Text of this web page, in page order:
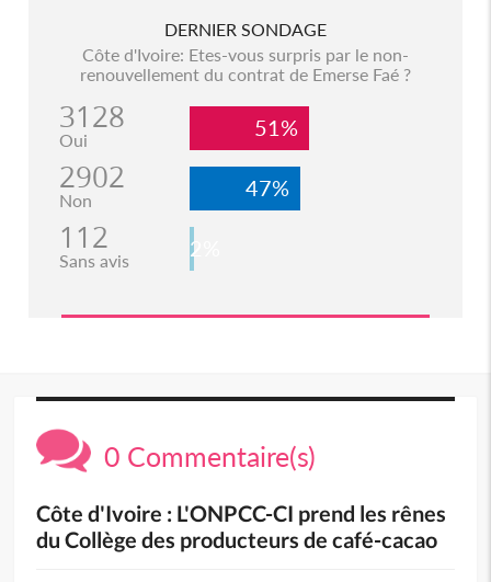
DERNIER SONDAGE
Côte d'Ivoire: Etes-vous surpris par le non-
renouvellement du contrat de Emerse Faé ?
3128
Oui 51%
2902
Non 47%
112
Sans avis 2%
0 Commentaire(s)
Côte d'Ivoire : L'ONPCC-CI prend les rênes
du Collège des producteurs de café-cacao